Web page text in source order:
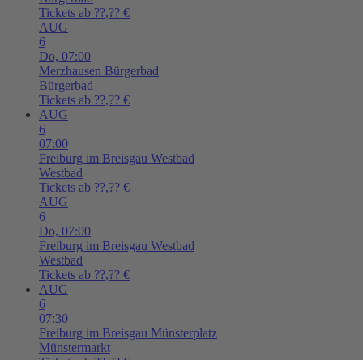
Tickets ab ??,?? €
AUG
6
Do, 07:00
Merzhausen Bürgerbad
Bürgerbad
Tickets ab ??,?? €
AUG
6
07:00
Freiburg im Breisgau Westbad
Westbad
Tickets ab ??,?? €
AUG
6
Do, 07:00
Freiburg im Breisgau Westbad
Westbad
Tickets ab ??,?? €
AUG
6
07:30
Freiburg im Breisgau Münsterplatz
Münstermarkt